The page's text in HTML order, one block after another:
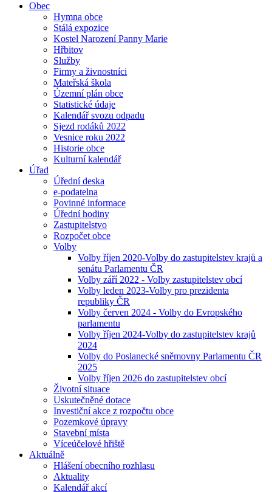
Obec
Hymna obce
Stálá expozice
Kostel Narození Panny Marie
Hřbitov
Služby
Firmy a živnostníci
Mateřská škola
Územní plán obce
Statistické údaje
Kalendář svozu odpadu
Sjezd rodáků 2022
Vesnice roku 2022
Historie obce
Kulturní kalendář
Úřad
Úřední deska
e-podatelna
Povinné informace
Úřední hodiny
Zastupitelstvo
Rozpočet obce
Volby
Volby říjen 2020-Volby do zastupitelstev krajů a
senátu Parlamentu ČR
Volby září 2022 - Volby zastupitelstev obcí
Volby leden 2023-Volby pro prezidenta
republiky ČR
Volby červen 2024 - Volby do Evropského
parlamentu
Volby říjen 2024-Volby do zastupitelstev krajů
2024
Volby do Poslanecké sněmovny Parlamentu ČR
2025
Volby říjen 2026 do zastupitelstev obcí
Životní situace
Uskutečněné dotace
Investiční akce z rozpočtu obce
Pozemkové úpravy
Stavební místa
Víceúčelové hřiště
Aktuálně
Hlášení obecního rozhlasu
Aktuality
Kalendář akcí